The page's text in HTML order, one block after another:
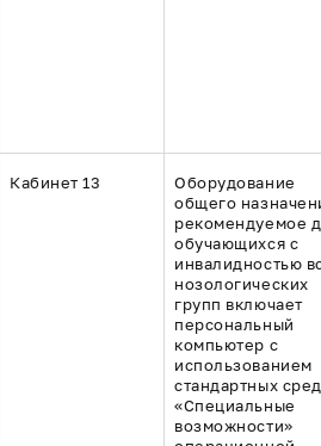
Кабинет 13
Оборудование
общего
рекомендуемое
обучающихся с
инвалидностью
нозологических
групп включает
персональный
компьютер с
использованием
стандартных
«Специальные
возможности»